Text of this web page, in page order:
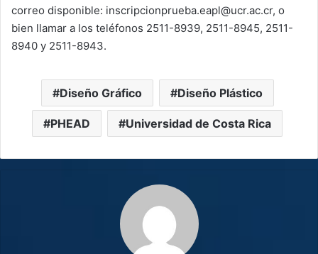
correo disponible: inscripcionprueba.eapl@ucr.ac.cr, o
bien llamar a los teléfonos 2511-8939, 2511-8945, 2511-
8940 y 2511-8943.
Diseño Gráfico Diseño Plástico
PHEAD Universidad de Costa Rica